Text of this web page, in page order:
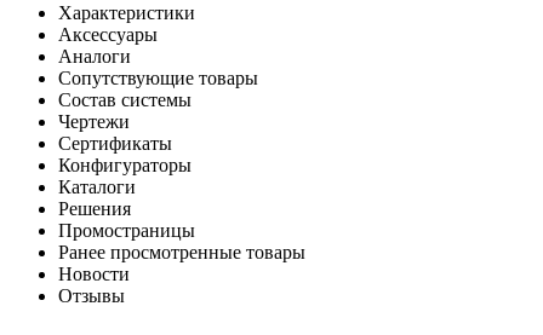
Характеристики
Аксессуары
Аналоги
Сопутствующие товары
Состав системы
Чертежи
Сертификаты
Конфигураторы
Каталоги
Решения
Промостраницы
Ранее просмотренные товары
Новости
Отзывы